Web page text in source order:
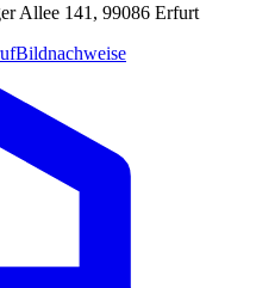
Allee 141 , 99086 Erfurt
Bildnachweise